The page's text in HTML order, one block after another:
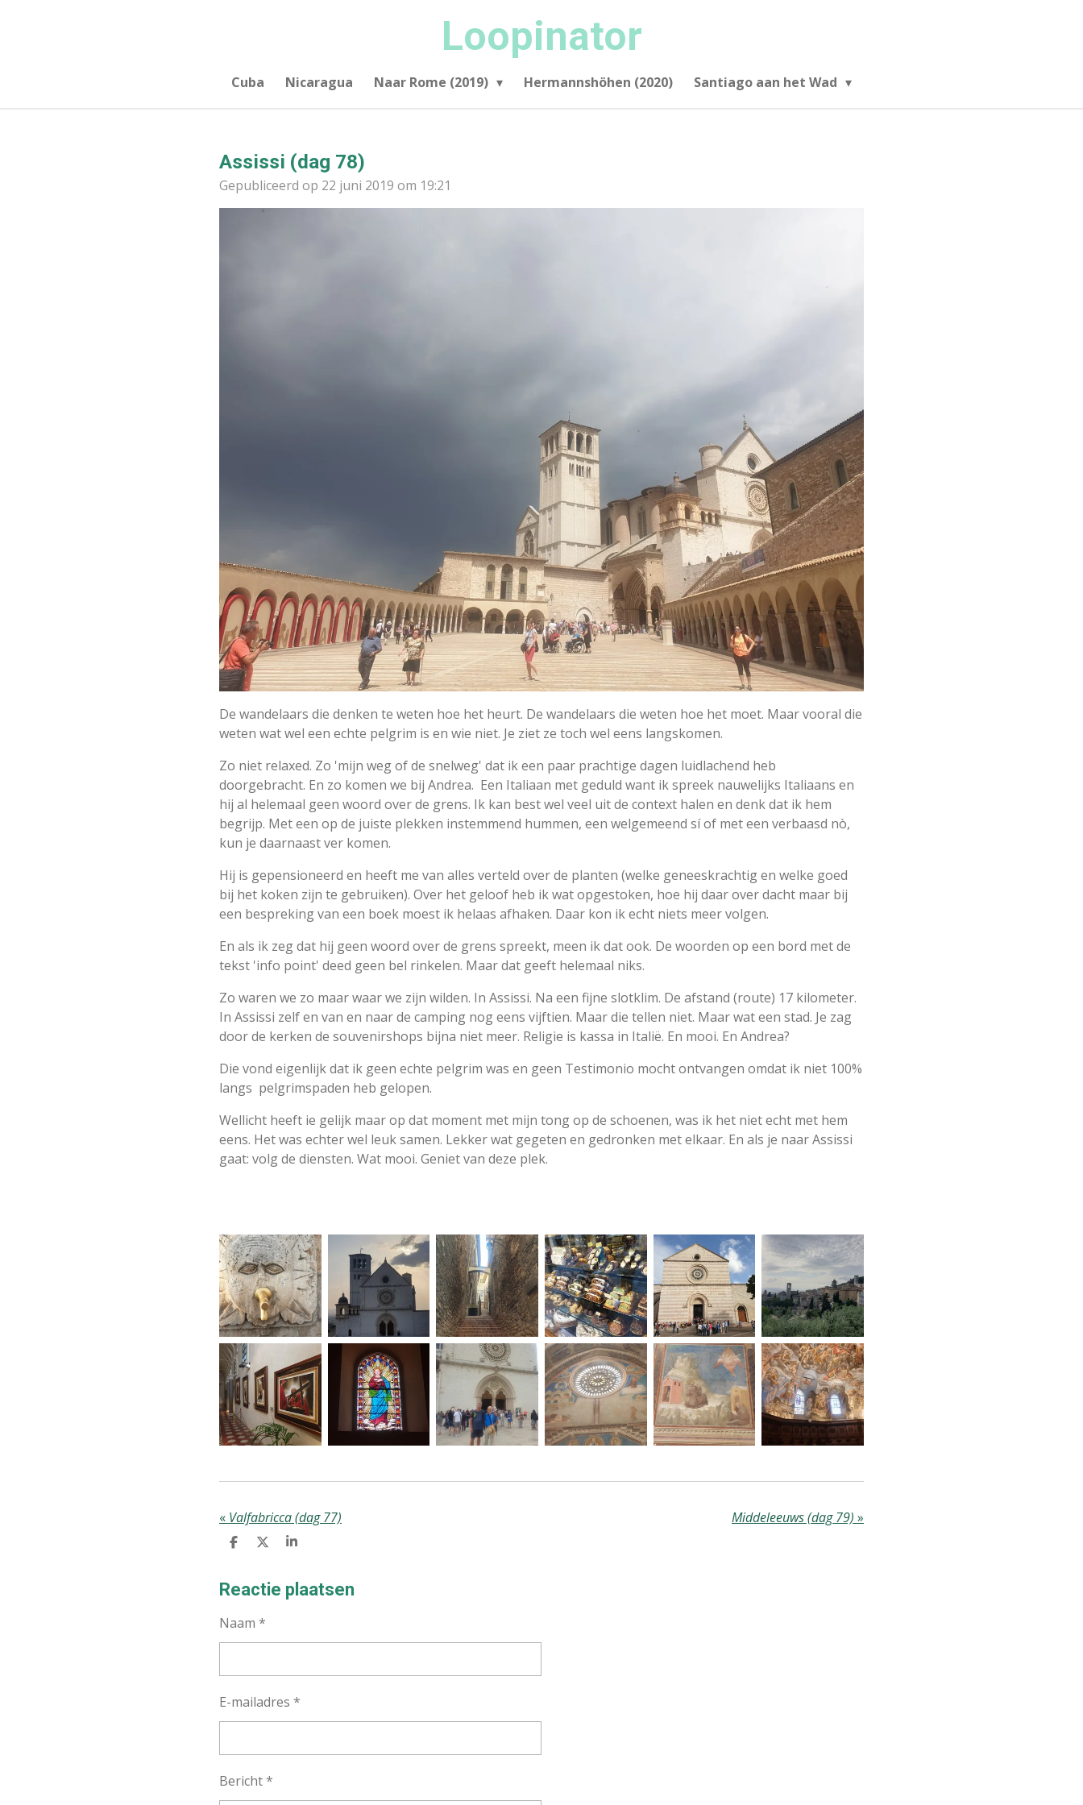
Loopinator
Cuba Nicaragua Naar Rome (2019) Hermannshöhen (2020) Santiago aan het Wad
Assissi (dag 78)
Gepubliceerd op 22 juni 2019 om 19:21
De wandelaars die denken te weten hoe het heurt. De wandelaars die weten hoe het moet. Maar vooral die
weten wat wel een echte pelgrim is en wie niet. Je ziet ze toch wel eens langskomen.
Zo niet relaxed. Zo 'mijn weg of de snelweg' dat ik een paar prachtige dagen luidlachend heb
doorgebracht. En zo komen we bij Andrea. Een Italiaan met geduld want ik spreek nauwelijks Italiaans en
hij al helemaal geen woord over de grens. Ik kan best wel veel uit de context halen en denk dat ik hem
begrijp. Met een op de juiste plekken instemmend hummen, een welgemeend sí of met een verbaasd nò,
kun je daarnaast ver komen.
Hij is gepensioneerd en heeft me van alles verteld over de planten (welke geneeskrachtig en welke goed
bij het koken zijn te gebruiken). Over het geloof heb ik wat opgestoken, hoe hij daar over dacht maar bij
een bespreking van een boek moest ik helaas afhaken. Daar kon ik echt niets meer volgen.
En als ik zeg dat hij geen woord over de grens spreekt, meen ik dat ook. De woorden op een bord met de
tekst 'info point' deed geen bel rinkelen. Maar dat geeft helemaal niks.
Zo waren we zo maar waar we zijn wilden. In Assissi. Na een fijne slotklim. De afstand (route) 17 kilometer.
In Assissi zelf en van en naar de camping nog eens vijftien. Maar die tellen niet. Maar wat een stad. Je zag
door de kerken de souvenirshops bijna niet meer. Religie is kassa in Italië. En mooi. En Andrea?
Die vond eigenlijk dat ik geen echte pelgrim was en geen Testimonio mocht ontvangen omdat ik niet 100%
langs pelgrimspaden heb gelopen.
Wellicht heeft ie gelijk maar op dat moment met mijn tong op de schoenen, was ik het niet echt met hem
eens. Het was echter wel leuk samen. Lekker wat gegeten en gedronken met elkaar. En als je naar Assissi
gaat: volg de diensten. Wat mooi. Geniet van deze plek.
« Valfabricca (dag 77) Middeleeuws (dag 79) »
D
E
N
D
L
S
R
E
Reactie plaatsen
Naam *
E-mailadres *
Bericht *